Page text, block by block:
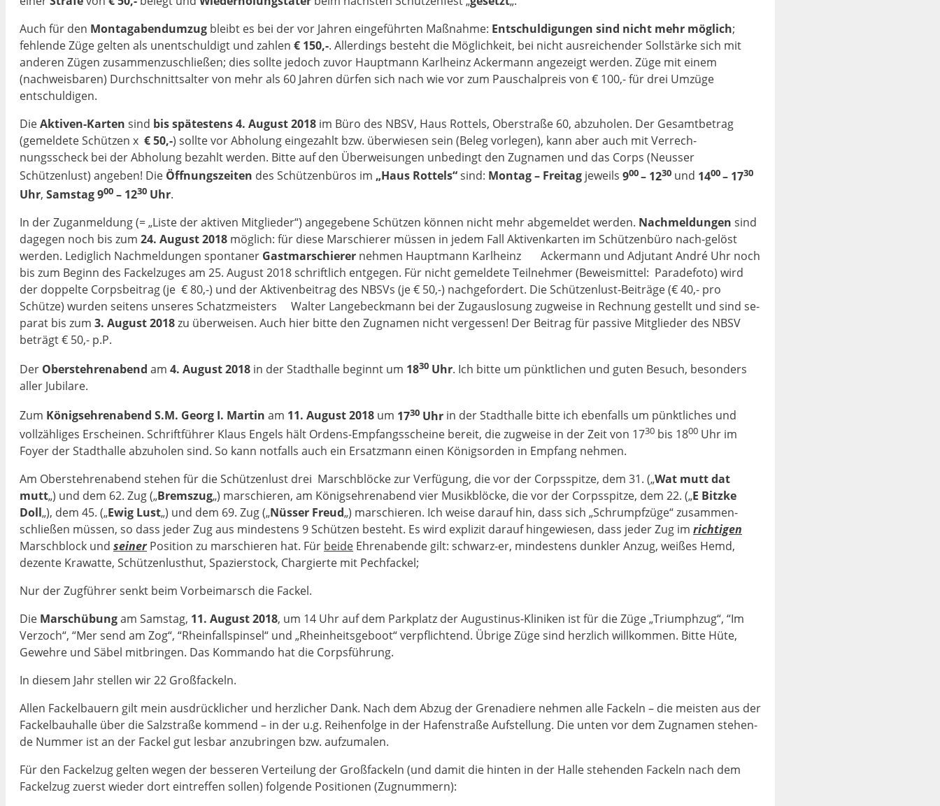
Auch für den Montagabendumzug bleibt es bei der vor Jahren eingeführten Maß­nahme: Entschuldigungen sind nicht mehr möglich;
fehlende Züge gelten als unentschuldigt und zahlen € 150,-. Allerdings besteht die Mög­lichkeit, bei nicht ausreichender Soll­stärke sich mit
anderen Zügen zusammen­zu­schließen; dies sollte jedoch zuvor Hauptmann Karlheinz Acker­mann ange­zeigt werden. Züge mit einem
(nachweisba­ren) Durch­schnittsalter von mehr als 60 Jahren dürfen sich nach wie vor zum Pauschalpreis von € 100,- für drei Umzüge
entschuldigen.
DieAktiven-Karten sind bis spätestens 4. August 2018 im Büro des NBSV, Haus Rottels, Oberstraße 60, abzuholen. Der Gesamtbetrag
(gemeldete Schüt­zen x € 50,-) sollte vor Abholung eingezahlt bzw. überwiesen sein (Beleg vorlegen), kann aber auch mit Verrech­
nungsscheck bei der Abholung bezahlt werden. Bitte auf den Überweisungen unbedingt den Zugnamen und das Corps (Neusser
Schützenlust) an­geben! Die Öff­nungszeiten des Schützenbüros im „Haus Rot­tels“sind: Mon­tag – Freitag jeweils 900– 1230 und 1400– 1730
Uhr, Samstag 900 – 1230 Uhr.
In der Zuganmeldung (= „Liste der aktiven Mitglieder“) angegebene Schüt­zen kön­nen nicht mehr abgemeldet werden. Nachmeldungen sind
dagegen noch bis zum 24. August 2018 möglich: für diese Marschierer müs­sen in jedem Fall Aktivenkar­ten im Schützenbüro nach-gelöst
werden. Lediglich Nachmeldungen spon­taner Gastmarschierer nehmen Hauptmann Karl­heinz Ac­kermann und Adjutant André Uhr noch
bis zum Be­ginn des Fackelzuges am 25. August 2018 schriftlich entge­gen. Für nicht gemel­dete Teilneh­mer (Beweis­mittel: Pa­radefoto) wird
der doppelte Corps­beitrag (je € 80,-) und der Aktivenbeitrag des NBSVs (je € 50,-) nachgefordert. Die Schützenlust-Beiträge (€ 40,- pro
Schütze) wurden seitens unseres Schatz­meisters Wal­ter Langebeck­mann bei der Zug­auslo­sung zugwei­se in Rechnung ge­stellt und sind se­
parat bis zum 3. August 2018zu über­weisen. Auch hier bitte den Zug­namen nicht vergessen! Der Beitrag für passive Mitglie­der des NBSV
beträgt € 50,- p.P.
Der Oberstehrenabend am 4. August 2018 in der Stadthalle beginnt um 1830 Uhr. Ich bitte um pünktli­chen und guten Besuch, besonders
aller Jubilare.
Zum Königsehrenabend S.M. Georg I. Martin am 11. Au­gust 2018 um 1730 Uhr in der Stadt­halle bitte ich ebenfalls um pünktliches und
vollzähliges Erscheinen. Schriftfüh­rer Klaus Engels hält Ordens-Emp­fangs­schei­ne be­reit, die zugweise in der Zeit von 1730 bis 1800 Uhr im
Foyer der Stadthalle ab­zuho­len sind. So kann not­falls auch ein Ersatzmann einen Kö­nigsorden in Emp­fang neh­men.
Am Oberstehrenabend stehen für die Schützenlust drei Marschblöcke zur Verfügung, die vor der Corpsspitze, dem 31. („Wat mutt dat
mutt„) und dem 62. Zug („Bremszug„) marschieren, am Königsehrenabend vier Musik­blöcke, die vor der Corpsspitze, dem 22. („E Bitzke
Doll„), dem 45. („Ewig Lust„) und dem 69. Zug („Nüsser Freud„) marschieren. Ich weise darauf hin, dass sich „Schrumpfzüge“ zu­sammen­
schlie­ßen müs­sen, so dass jeder Zug aus mindestens 9 Schützen be­steht. Es wird explizit darauf hingewiesen, dass jeder Zug im richtigen
Marschblock und seinerPosition zu marschieren hat. Für beide Ehrenabende gilt: schwarz-er, mindestens dunkler Anzug, weißes Hemd,
dezente Krawatte, Schützenlusthut, Spazier­stock, Char­gierte mit Pechfackel;
Nur der Zug­führer senkt beim Vor­bei­marsch die Fackel.
Die Marschübungam Samstag, 11. August 2018, um 14 Uhr auf dem Parkplatz der Augustinus-Kliniken ist für die Züge „Triumph­zug“, “Im
Verzoch“, “Mer send am Zog“, “Rheinfallspinsel“ und „Rheinheitsgeboot“ ver­pflich­tend. Übrige Züge sind herzlich willkom­men. Bitte Hüte,
Gewehre und Säbel mitbrin­gen. Das Kommando hat die Corps­füh­rung.
In diesem Jahr stellen wir 22 Großfa­ckeln.
Allen Fac­kelbauern gilt mein aus­drückli­cher und herzlicher Dank. Nach dem Abzug der Grena­diere nehmen alle Fackeln – die mei­sten aus der
Fac­kelbau­halle über die Salz­straße kom­mend – in der u.g. Rei­henfolge in der Hafen­straße Auf­stellung. Die unten vor dem Zugna­men ste­hen­
de Num­mer ist an der Fac­kel gut lesbar an­zu­brin­gen bzw. auf­zu­malen.
Für den Fackelzug gelten wegen der besse­ren Vertei­lung der Großfackeln (und damit die hinten in der Halle stehenden Fackeln nach dem
Fackelzug zuerst wieder dort eintreffen sollen) folgende Positio­nen (Zugnum­mern):